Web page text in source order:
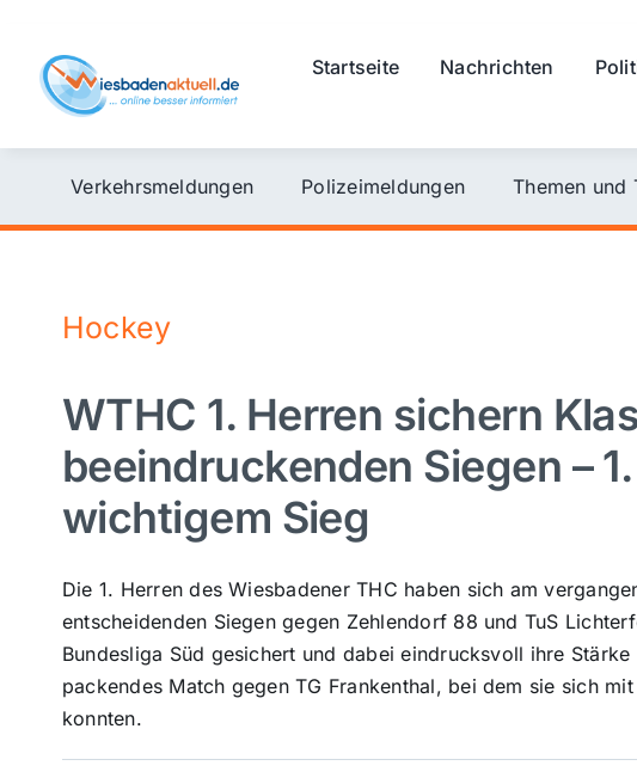
content
Startseite Nachrichten
Verkehrsmeldungen Polizeimeldungen Themen und
Hockey
WTHC 1. Herren sichern
beeindruckenden Siegen –
wichtigem Sieg
Die 1. Herren des Wiesbadener THC haben sich am
entscheidenden Siegen gegen Zehlendorf 88 und TuS
Bundesliga Süd gesichert und dabei eindrucksvoll ihre
packendes Match gegen TG Frankenthal, bei dem sie sich
konnten.